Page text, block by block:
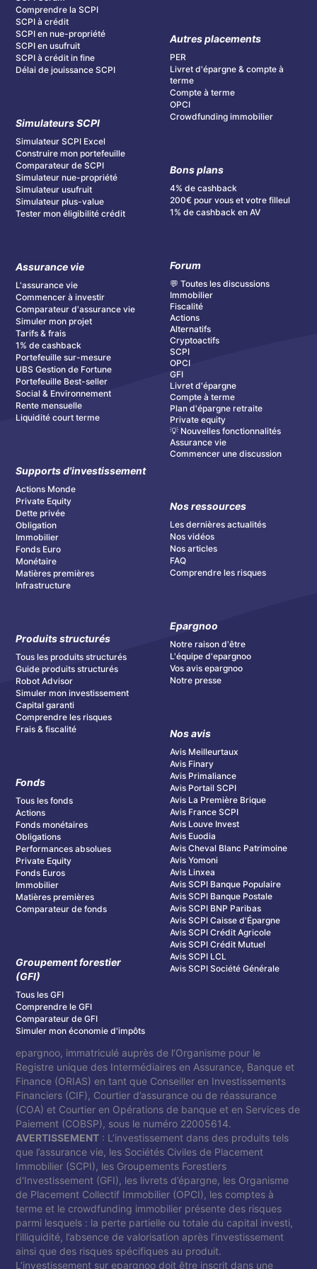
Comprendre la SCPI
SCPI à crédit
SCPI en nue-propriété
SCPI en usufruit
SCPI à crédit in fine
Délai de jouissance SCPI
Simulateurs SCPI
Simulateur SCPI Excel
Construire mon portefeuille
Comparateur de SCPI
Simulateur nue-propriété
Simulateur usufruit
Simulateur plus-value
Tester mon éligibilité crédit
Assurance vie
L'assurance vie
Commencer à investir
Comparateur d'assurance vie
Simuler mon projet
Tarifs & frais
1% de cashback
Portefeuille sur-mesure
UBS Gestion de Fortune
Portefeuille Best-seller
Social & Environnement
Rente mensuelle
Liquidité court terme
Supports d'investissement
Actions Monde
Private Equity
Dette privée
Obligation
Immobilier
Fonds Euro
Monétaire
Matières premières
Infrastructure
Produits structurés
Tous les produits structurés
Guide produits structurés
Robot Advisor
Simuler mon investissement
Capital garanti
Comprendre les risques
Frais & fiscalité
Fonds
Tous les fonds
Actions
Fonds monétaires
Obligations
Performances absolues
Private Equity
Fonds Euros
Immobilier
Matières premières
Comparateur de fonds
Groupement forestier
(GFI)
Tous les GFI
Comprendre le GFI
Comparateur de GFI
Simuler mon économie d'impôts
Autres placements
PER
Livret d'épargne & compte à
terme
Compte à terme
OPCI
Crowdfunding immobilier
Bons plans
4% de cashback
200€ pour vous et votre filleul
1% de cashback en AV
Forum
💬 Toutes les discussions
Immobilier
Fiscalité
Actions
Alternatifs
Cryptoactifs
SCPI
OPCI
GFI
Livret d'épargne
Compte à terme
Plan d'épargne retraite
Private equity
💡 Nouvelles fonctionnalités
Assurance vie
Commencer une discussion
Nos ressources
Les dernières actualités
Nos vidéos
Nos articles
FAQ
Comprendre les risques
Epargnoo
Notre raison d'être
L'équipe d'epargnoo
Vos avis epargnoo
Notre presse
Nos avis
Avis Meilleurtaux
Avis Finary
Avis Primaliance
Avis Portail SCPI
Avis La Première Brique
Avis France SCPI
Avis Louve Invest
Avis Euodia
Avis Cheval Blanc Patrimoine
Avis Yomoni
Avis Linxea
Avis SCPI Banque Populaire
Avis SCPI Banque Postale
Avis SCPI BNP Paribas
Avis SCPI Caisse d'Épargne
Avis SCPI Crédit Agricole
Avis SCPI Crédit Mutuel
Avis SCPI LCL
Avis SCPI Société Générale
epargnoo, immatriculé auprès de l’Organisme pour le
Registre unique des Intermédiaires en Assurance, Banque et
Finance (ORIAS) en tant que Conseiller en Investissements
Financiers (CIF), Courtier d’assurance ou de réassurance
(COA) et Courtier en Opérations de banque et en Services de
Paiement (COBSP), sous le numéro 22005614.
AVERTISSEMENT : L’investissement dans des produits tels
que l’assurance vie, les Sociétés Civiles de Placement
Immobilier (SCPI), les Groupements Forestiers
d'Investissement (GFI), les livrets d’épargne, les Organisme
de Placement Collectif Immobilier (OPCI), les comptes à
terme et le crowdfunding immobilier présente des risques
parmi lesquels : la perte partielle ou totale du capital investi,
l’illiquidité, l’absence de valorisation après l’investissement
ainsi que des risques spécifiques au produit.
L’investissement sur epargnoo doit être inscrit dans une